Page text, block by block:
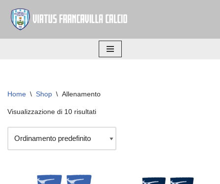
Vai
al
Home \ Shop \ Allenamento
Visualizzazione di 10 risultati